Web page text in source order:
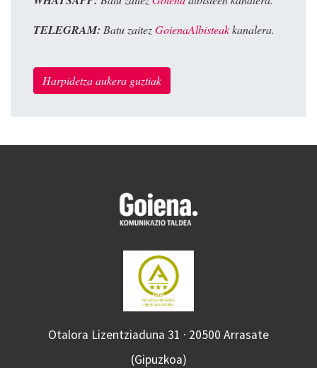
TELEGRAM: Batu zaitezGoienaAlbisteakkanalera.
Harpidetza aukera guztiak
Otalora Lizentziaduna 31 · 20500 Arrasate
(Gipuzkoa)